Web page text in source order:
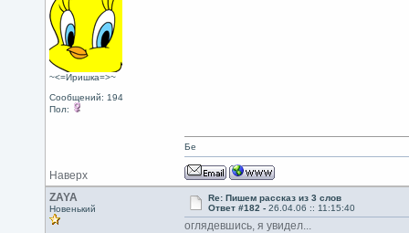
~<=Иришка=>~
Сообщений: 194
Пол:
Наверх
Бе
ZAYA
Новенький
Re: Пишем рассказ из 3 слов
Ответ #182 - 26.04.06 :: 11:15:40
оглядевшись, я увидел...